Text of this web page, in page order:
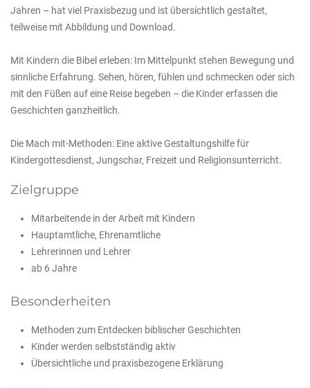
Jahren – hat viel Praxisbezug und ist übersichtlich gestaltet,
teilweise mit Abbildung und Download.
Mit Kindern die Bibel erleben: Im Mittelpunkt stehen Bewegung und
sinnliche Erfahrung. Sehen, hören, fühlen und schmecken oder sich
mit den Füßen auf eine Reise begeben – die Kinder erfassen die
Geschichten ganzheitlich.
Die Mach mit-Methoden: Eine aktive Gestaltungshilfe für
Kindergottesdienst, Jungschar, Freizeit und Religionsunterricht.
Zielgruppe
Mitarbeitende in der Arbeit mit Kindern
Hauptamtliche, Ehrenamtliche
Lehrerinnen und Lehrer
ab 6 Jahre
Besonderheiten
Methoden zum Entdecken biblischer Geschichten
Kinder werden selbstständig aktiv
Übersichtliche und praxisbezogene Erklärung